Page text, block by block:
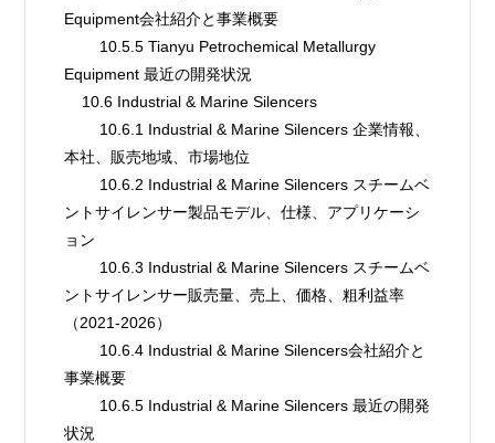
Equipment会社紹介と事業概要
Equipment 最近の開発状況
    10.6 Industrial & Marine Silencers
本社、販売地域、市場地位
ントサイレンサー製品モデル、仕様、アプリケーシ
ョン
ントサイレンサー販売量、売上、価格、粗利益率
（2021-2026）
事業概要
状況